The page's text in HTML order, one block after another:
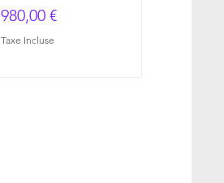
Prix
980,00 €
Taxe Incluse